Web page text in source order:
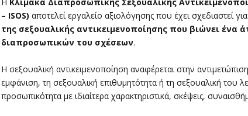
Η Κλίμακα Διαπροσωπικής Σεξουαλικής
– ISOS) αποτελεί εργαλείο αξιολόγησης που έχει σχεδιαστεί
της σεξουαλικής αντικειμενοποίησης που βιώνει ένα
διαπροσωπικών του σχέσεων.
Η σεξουαλική αντικειμενοποίηση αναφέρεται στην
εμφάνιση, τη σεξουαλική επιθυμητότητα ή τη σεξουαλική του
προσωπικότητα με ιδιαίτερα χαρακτηριστικά, σκέψεις,